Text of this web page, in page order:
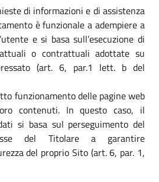
di informazioni e di assistenza
è funzionale a adempiere a
e si basa sull’esecuzione di
o contrattuali adottate su
(art. 6, par.1 lett. b del
funzionamento delle pagine web
contenuti. In questo caso, il
si basa sul perseguimento del
del Titolare a garantire
del proprio Sito (art. 6, par. 1,